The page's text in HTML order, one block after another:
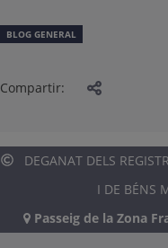
BLOG GENERAL
Compartir:
DEGANAT DELS
I DE BÉNS
Passeig de la Zona